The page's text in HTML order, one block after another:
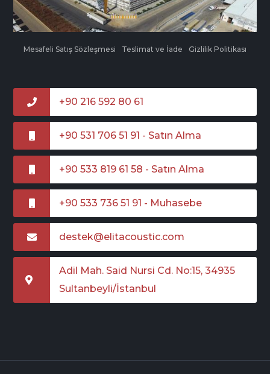
Mesafeli Satış Sözleşmesi Teslimat ve İade Gizlilik Politikası
+90 216 592 80 61
+90 531 706 51 91 - Satın Alma
+90 533 819 61 58 - Satın Alma
+90 533 736 51 91 - Muhasebe
destek@elitacoustic.com
Adil Mah. Said Nursi Cd. No:15, 34935
Sultanbeyli/İstanbul